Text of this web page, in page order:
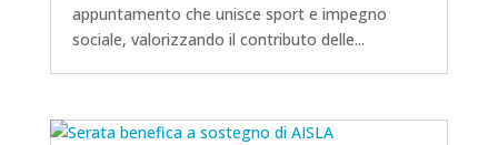
appuntamento che unisce sport e impegno
sociale, valorizzando il contributo delle...